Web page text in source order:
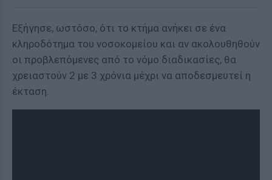
Εξήγησε, ωστόσο, ότι το κτήμα ανήκει σε ένα
κληροδότημα του νοσοκομείου και αν ακολουθηθούν
οι προβλεπόμενες από το νόμο διαδικασίες, θα
χρειαστούν 2 με 3 χρόνια μέχρι να αποδεσμευτεί η
έκταση.